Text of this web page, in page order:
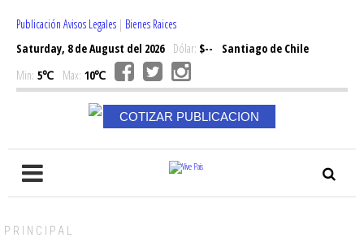
Publicación Avisos Legales | Bienes Raices
Saturday, 8 de August del 2026Dólar: $--
Santiago de Chile
Min: 5℃ Max: 10℃
COTIZAR PUBLICACION
PRINCIPAL